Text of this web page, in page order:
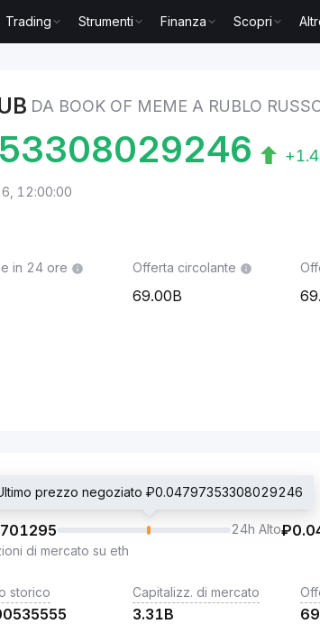
Trading Strumenti Finanza Scopri
DA BOOK OF MEME A RUBLO
12:00:00
in 24 ore Offerta circolante
69.00B
prezzo negoziato ₽0.04797353308029246
24h Alto₽
di mercato su eth
storico Capitalizz. di mercato
3.31B